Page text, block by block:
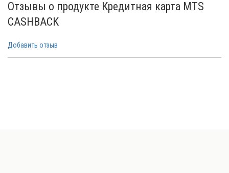
Отзывы о продукте Кредитная карта MTS
CASHBACK
Добавить отзыв